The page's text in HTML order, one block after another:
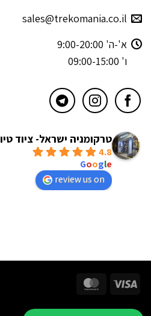
sales@trekomania.co.il
א'-ה' 9:00-20:00
ו' 09:00-15:00
טרקומניה ישראל- ציוד
4.8
Google
review us on
Visa